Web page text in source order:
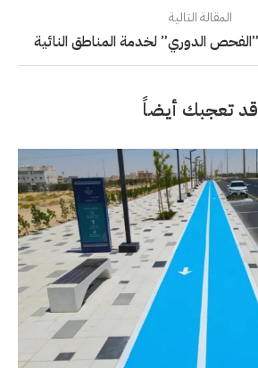
المقالة التالية
قد تعجبك أيضاً